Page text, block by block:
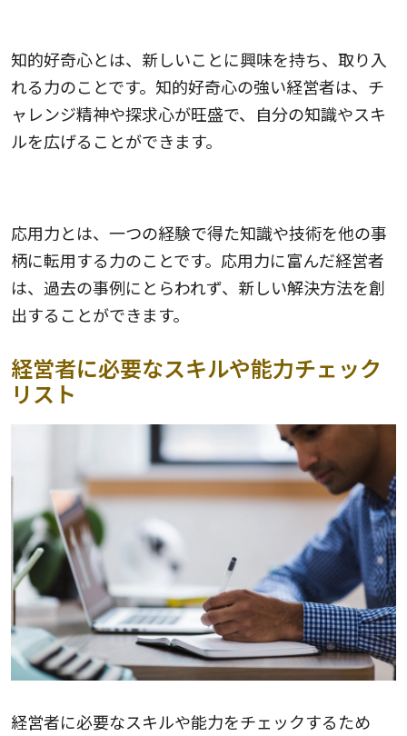
知的好奇心とは、新しいことに興味を持ち、取り入
れる力のことです。知的好奇心の強い経営者は、チ
ャレンジ精神や探求心が旺盛で、自分の知識やスキ
ルを広げることができます。
応用力とは、一つの経験で得た知識や技術を他の事
柄に転用する力のことです。応用力に富んだ経営者
は、過去の事例にとらわれず、新しい解決方法を創
出することができます。
経営者に必要なスキルや能力チェック
リスト
経営者に必要なスキルや能力をチェックするため